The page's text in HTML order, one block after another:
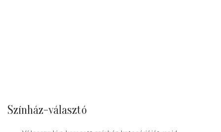
Színház-választó